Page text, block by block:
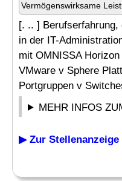
Vermögenswirksame
[. .. ]
in der IT-
mit OMNISSA
VMware v Sphere
Portgruppen v
MEHR INFOS
▶ Zur Stellenanzeige